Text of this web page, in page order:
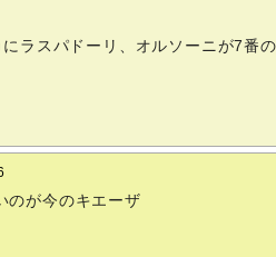
ラスパドーリ、オルソーニが7番
のが今のキエーザ